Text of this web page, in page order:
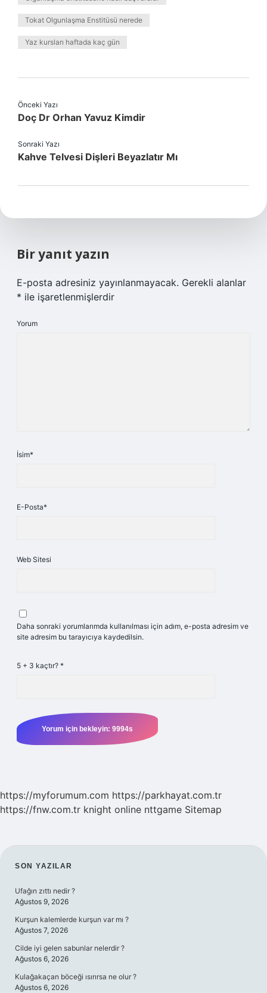
Tokat Olgunlaşma Enstitüsü nerede
Yaz kursları haftada kaç gün
Önceki Yazı
Doç Dr Orhan Yavuz Kimdir
Sonraki Yazı
Kahve Telvesi Dişleri Beyazlatır Mı
Bir yanıt yazın
E-posta adresiniz yayınlanmayacak. Gerekli alanlar
* ile işaretlenmişlerdir
Yorum
İsim*
E-Posta*
Web Sitesi
Daha sonraki yorumlarımda kullanılması için adım, e-posta adresim ve
site adresim bu tarayıcıya kaydedilsin.
5 + 3 kaçtır? *
https://myforumum.com https://parkhayat.com.tr
https://fnw.com.tr knight online nttgame Sitemap
SIDEBAR
SON YAZILAR
Ufağın zıttı nedir ?
Ağustos 9, 2026
Kurşun kalemlerde kurşun var mı ?
Ağustos 7, 2026
Cilde iyi gelen sabunlar nelerdir ?
Ağustos 6, 2026
Kulağakaçan böceği ısırırsa ne olur ?
Ağustos 6, 2026